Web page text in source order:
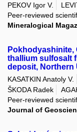
PEKOV Igor V.
Peer-reviewed
Mineralogical
Pokhodyashinite,
thallium sulfosalt
deposit, Northern
KASATKIN Anatoly V.
ŠKODA Radek
Peer-reviewed
Journal of